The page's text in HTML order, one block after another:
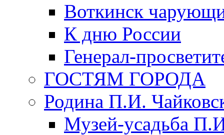
Воткинск
К дню России
Генерал-
ГОСТЯМ ГОРОДА
Родина П.И.
Музей-усадьба